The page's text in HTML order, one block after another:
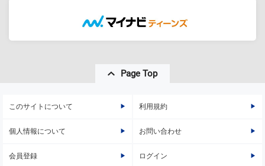
Page Top
このサイトについて 利用規約
個人情報について お問い合わせ
会員登録 ログイン